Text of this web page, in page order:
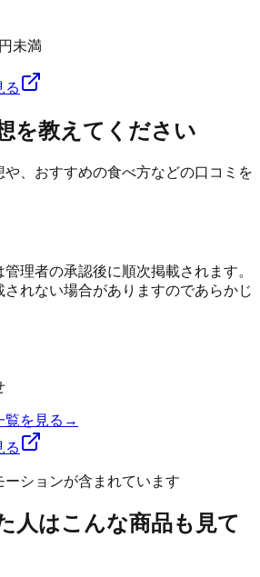
未満
る
を教えてください
、おすすめの食べ方などの口コミを
理者の承認後に順次掲載されます。
れない場合がありますのであらかじ
覧を見る →
る
ションが含まれています
人はこんな商品も見て